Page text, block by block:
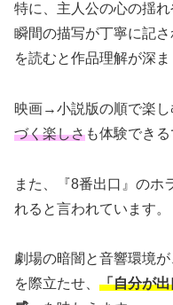
特に、主人公の心の揺
瞬間の描写が丁寧に記
を読むと作品理解が深ま
映画→小説版の順で楽し
づく楽しさも体験できる
また、『8番出口』のホ
れると言われています。
劇場の暗闇と音響環境
を際立たせ、 「自分が